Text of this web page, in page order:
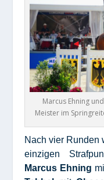
Marcus Ehning
Meister im
Nach vier Runden
einzigen
Marcus Ehning